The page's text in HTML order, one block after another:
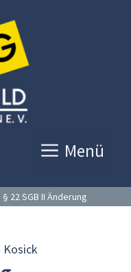
Menü
§ 22 SGB II Änderung
Kosick